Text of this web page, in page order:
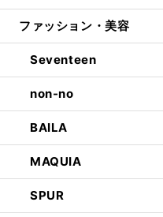
ファッション・美容
Seventeen
non-no
BAILA
MAQUIA
SPUR